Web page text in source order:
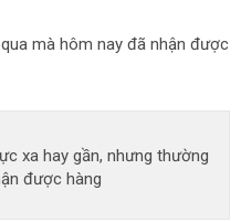
mà hôm nay đã nhận được
xa hay gần, nhưng thường
được hàng